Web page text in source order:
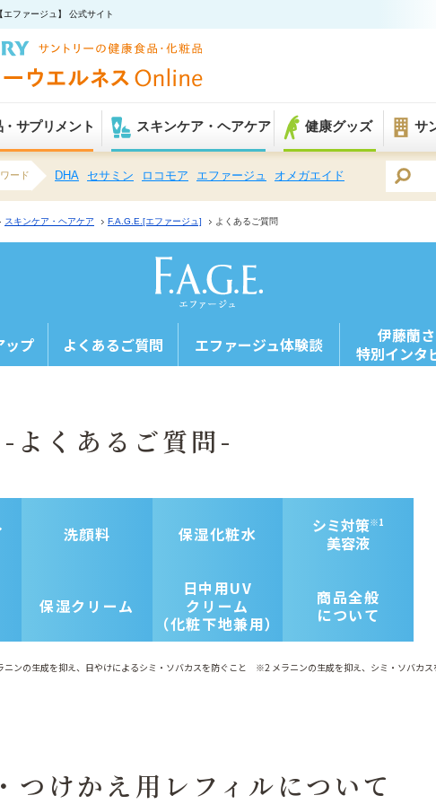
エファージュ】 公式サイト
サプリメント スキンケア・ヘアケア 健康グッズ サ
ード DHA セサミン ロコモア エファージュ オメガエイド
スキンケア・ヘアケア F.A.G.E.[エファージュ] よくあるご質問
ップ よくあるご質問 エファージュ体験談
伊藤蘭
特別インタ
-よくあるご質問-
洗顔料 保湿化粧水 シミ対策※1
美容液
保湿クリーム
日中用UV
クリーム
（化粧下地兼用）
商品全般
について
ンの生成を抑え、日やけによるシミ・ソバカスを防ぐこと ※2 メラニンの生成を抑え、シミ・ソバカス
つけかえ用 レフィルについて